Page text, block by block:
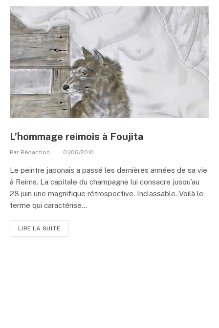
L’hommage reimois à Foujita
Par Rédaction 01/06/2010
Le peintre japonais a passé les dernières années de sa vie
à Reims. La capitale du champagne lui consacre jusqu’au
28 juin une magnifique rétrospective. Inclassable. Voilà le
terme qui caractérise...
LIRE LA SUITE